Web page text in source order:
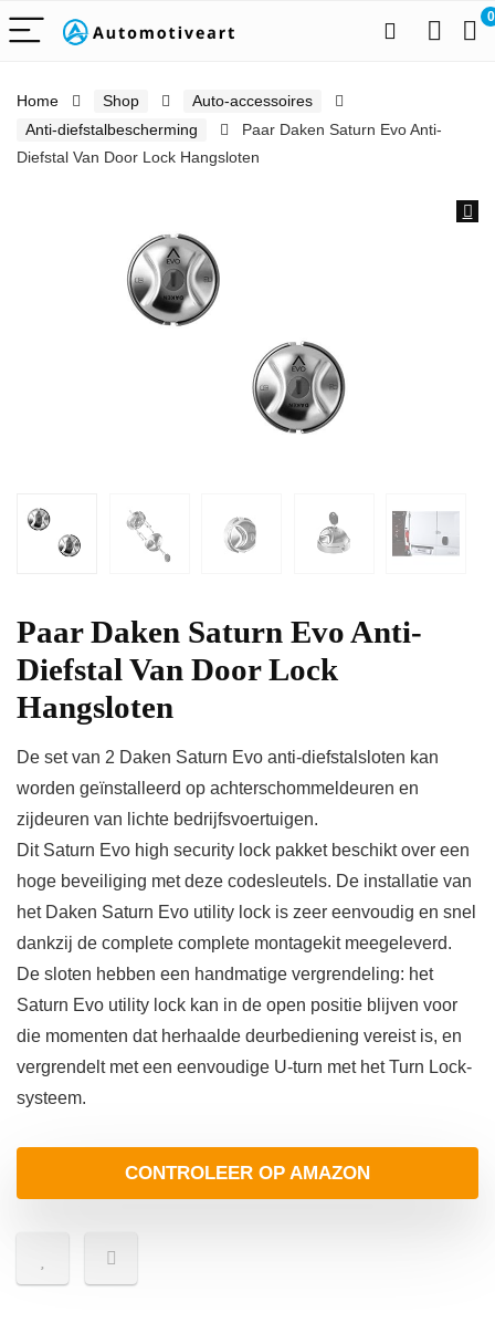
0
Home Shop
Auto-accessoires
Anti-diefstalbescherming
Paar Daken Saturn Evo Anti-
Diefstal Van Door Lock Hangsloten
Paar Daken Saturn Evo Anti-
Diefstal Van Door Lock
Hangsloten
De set van 2 Daken Saturn Evo anti-diefstalsloten kan
worden geïnstalleerd op achterschommeldeuren en
zijdeuren van lichte bedrijfsvoertuigen.
Dit Saturn Evo high security lock pakket beschikt over een
hoge beveiliging met deze codesleutels. De installatie van
het Daken Saturn Evo utility lock is zeer eenvoudig en snel
dankzij de complete complete montagekit meegeleverd.
De sloten hebben een handmatige vergrendeling: het
Saturn Evo utility lock kan in de open positie blijven voor
die momenten dat herhaalde deurbediening vereist is, en
vergrendelt met een eenvoudige U-turn met het Turn Lock-
systeem.
CONTROLEER OP AMAZON